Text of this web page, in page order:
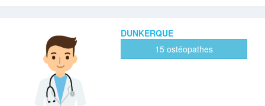
DUNKERQUE
15 ostéopathes